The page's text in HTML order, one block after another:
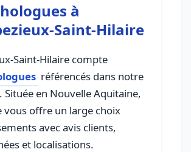
à
Saint-Hilaire
Saint-Hilaire compte
référencés dans notre
Située en Nouvelle Aquitaine,
vous offre un large choix
avec avis clients,
et localisations.